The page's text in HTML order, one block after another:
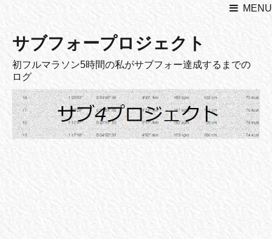
MENU
サブフォープロジェクト
初フルマラソン5時間の私がサブフォー達成するまでの
ログ